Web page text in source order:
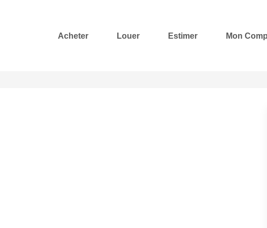
Acheter Louer Estimer Mon